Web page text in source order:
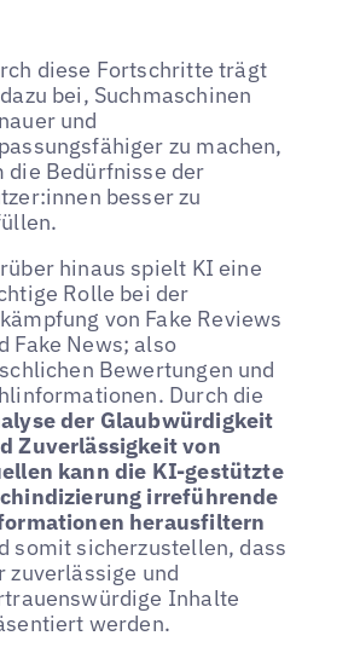
diese Fortschritte trägt
bei, Suchmaschinen
und
zu machen,
die Bedürfnisse der
besser zu
hinaus spielt KI eine
Rolle bei der
von Fake Reviews
Fake News; also
Bewertungen und
Durch die
der Glaubwürdigkeit
Zuverlässigkeit von
kann die KI-gestützte
irreführende
herausfiltern
somit sicherzustellen, dass
zuverlässige und
Inhalte
werden.